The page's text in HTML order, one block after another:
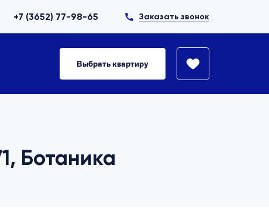
+7 (3652) 77-98-65 Заказать звонок
Выбрать квартиру
Ботаника